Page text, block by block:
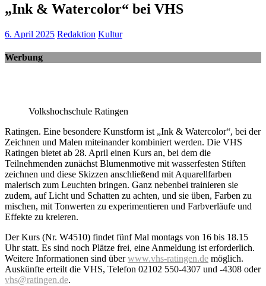
„Ink & Watercolor“ bei VHS
6. April 2025 Redaktion Kultur
Werbung
Volkshochschule Ratingen
Ratingen. Eine besondere Kunstform ist „Ink & Watercolor“, bei der
Zeichnen und Malen miteinander kombiniert werden. Die VHS
Ratingen bietet ab 28. April einen Kurs an, bei dem die
Teilnehmenden zunächst Blumenmotive mit wasserfesten Stiften
zeichnen und diese Skizzen anschließend mit Aquarellfarben
malerisch zum Leuchten bringen. Ganz nebenbei trainieren sie
zudem, auf Licht und Schatten zu achten, und sie üben, Farben zu
mischen, mit Tonwerten zu experimentieren und Farbverläufe und
Effekte zu kreieren.
Der Kurs (Nr. W4510) findet fünf Mal montags von 16 bis 18.15
Uhr statt. Es sind noch Plätze frei, eine Anmeldung ist erforderlich.
Weitere Informationen sind überwww.vhs-ratingen.de möglich.
Auskünfte erteilt die VHS, Telefon 02102 550-4307 und -4308 oder
vhs@ratingen.de.